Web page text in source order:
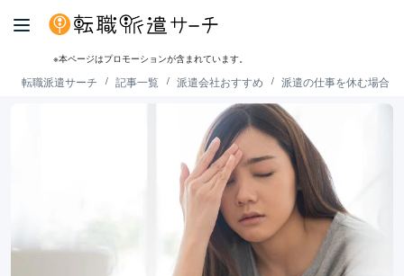
※本ページはプロモーションが含まれています。
転職派遣サーチ 記事一覧 派遣会社おすすめ 派遣の仕事を休む場合